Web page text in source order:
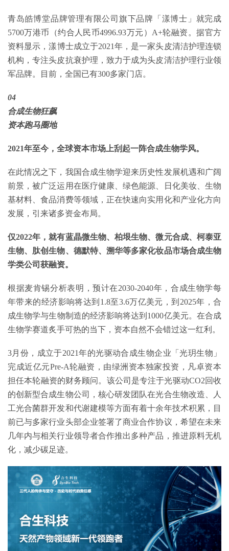
青岛皓博堂品牌管理有限公司旗下品牌「漾博士」就完成
5700万港币（约合人民币4996.93万元）A+轮融资。据官方
资料显示，漾博士成立于2021年，是一家头皮清洁护理连锁
机构，专注头皮抗衰护理，致力于成为头皮清洁护理行业领
军品牌。目前，全国已有300多家门店。
04
合成生物狂飙
资本跑马圈地
2021年至今，全球资本市场上刮起一阵合成生物学风。
在此情况之下，我国合成生物学迎来历史性发展机遇和广阔
前景，被广泛运用在医疗健康、绿色能源、日化美妆、生物
基材料、食品消费等领域，正在快速向实用化和产业化方向
发展，引来诸多资金布局。
仅2022年，就有蓝晶微生物、柏垠生物、微元合成、柯泰亚
生物、肽创生物、德默特、溯华等多家化妆品市场合成生物
学类公司获融资。
根据麦肯锡分析表明，预计在2030-2040年，合成生物学每
年带来的经济影响将达到1.8至3.6万亿美元，到2025年，合
成生物学与生物制造的经济影响将达到1000亿美元。在合成
生物学赛道炙手可热的当下，资本自然不会错过这一红利。
3月份，成立于2021年的光驱动合成生物企业「光玥生物」
完成近亿元Pre-A轮融资，由绿洲资本独家投资，凡卓资本
担任本轮融资的财务顾问。该公司是专注于光驱动CO2回收
的创新型合成生物公司，核心研发团队在光合生物改造、人
工光合菌群开发和代谢建模等方面有着十余年技术积累，目
前已与多家行业头部企业签署了商业合作协议，希望在未来
几年内与相关行业领导者合作推出多种产品，推进原料无机
化，减少碳足迹。